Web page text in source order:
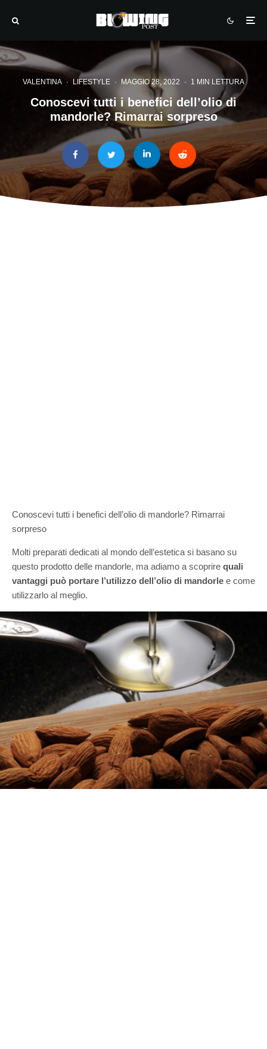
VALENTINA · LIFESTYLE · MAGGIO 28, 2022 · 1 MIN LETTURA
Conoscevi tutti i benefici dell’olio di
mandorle? Rimarrai sorpreso
Conoscevi tutti i benefici dell’olio di mandorle? Rimarrai
sorpreso
Molti preparati dedicati al mondo dell’estetica si basano su
questo prodotto delle mandorle, ma adiamo a scoprire quali
vantaggi può portare l’utilizzo dell’olio di mandorle e come
utilizzarlo al meglio.